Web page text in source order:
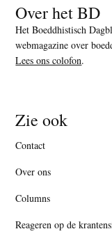
Over het BD
Het Boeddhistisch
webmagazine over
Lees ons colofon.
Zie ook
Contact
Over ons
Columns
Reageren op de